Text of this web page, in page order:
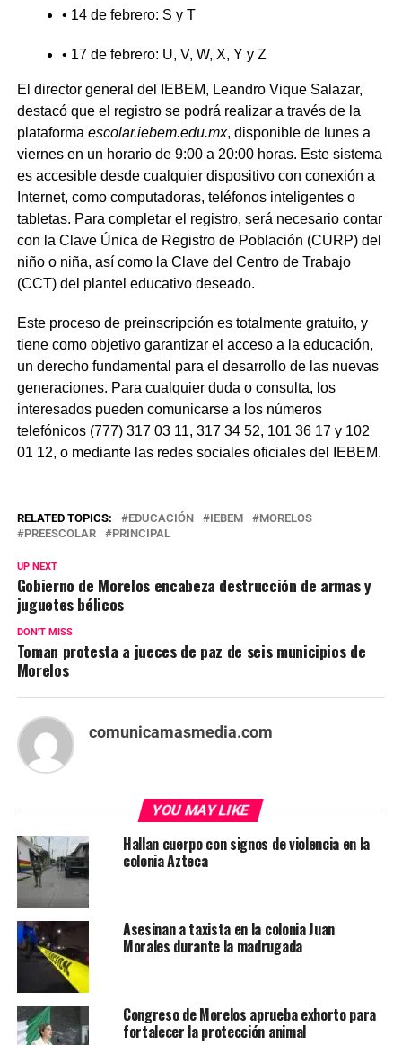
• 14 de febrero: S y T
• 17 de febrero: U, V, W, X, Y y Z
El director general del IEBEM, Leandro Vique Salazar,
destacó que el registro se podrá realizar a través de la
plataforma escolar.iebem.edu.mx, disponible de lunes a
viernes en un horario de 9:00 a 20:00 horas. Este sistema
es accesible desde cualquier dispositivo con conexión a
Internet, como computadoras, teléfonos inteligentes o
tabletas. Para completar el registro, será necesario contar
con la Clave Única de Registro de Población (CURP) del
niño o niña, así como la Clave del Centro de Trabajo
(CCT) del plantel educativo deseado.
Este proceso de preinscripción es totalmente gratuito, y
tiene como objetivo garantizar el acceso a la educación,
un derecho fundamental para el desarrollo de las nuevas
generaciones. Para cualquier duda o consulta, los
interesados pueden comunicarse a los números
telefónicos (777) 317 03 11, 317 34 52, 101 36 17 y 102
01 12, o mediante las redes sociales oficiales del IEBEM.
RELATED TOPICS: EDUCACIÓN IEBEM
MORELOS
PREESCOLAR
PRINCIPAL
UP NEXT
Gobierno de Morelos encabeza destrucción de armas y
juguetes bélicos
DON'T MISS
Toman protesta a jueces de paz de seis municipios de
Morelos
comunicamasmedia.com
YOU MAY LIKE
Hallan cuerpo con signos de violencia en la
colonia Azteca
Asesinan a taxista en la colonia Juan
Morales durante la madrugada
Congreso de Morelos aprueba exhorto para
fortalecer la protección animal